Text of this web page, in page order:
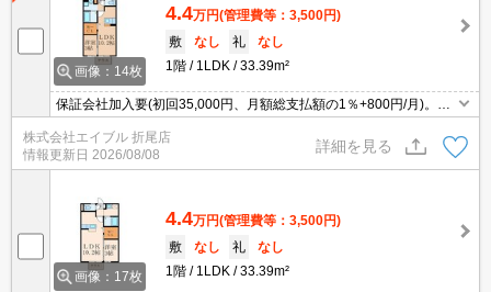
画像：14枚
4.4万円(管理費等：3,500円)
敷
なし 礼
なし
1階
1LDK 33.39m²
保証会社加入要(初回35,000円、月額総支払額の1％+800円/月)。浴
基付き。TVインターホン付き。ウォークインクローゼット付き。
株式会社エイブル 折尾店
情報更新日 2026/08/08
詳細を見る
画像：17枚
4.4万円(管理費等：3,500円)
敷
なし 礼
なし
1階
1LDK 33.39m²